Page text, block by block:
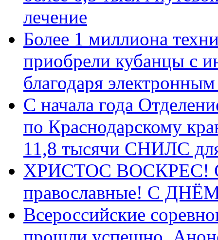
лечение
Более 1 миллиона
приобрели кубанцы с
благодаря
С начала года
по Краснодарскому
11,8 тысячи СНИЛС
ХРИСТОС ВОСКРЕС! С
православные! C
Всероссийские